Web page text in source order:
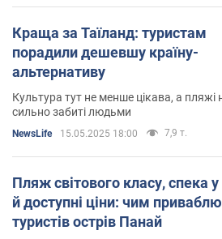
Краща за Таїланд: туристам
порадили дешевшу країну-
альтернативу
Культура тут не менше цікава, а пляжі
сильно забиті людьми
NewsLife 15.05.2025 18:00 7,9 т.
Пляж світового класу, спека у
й доступні ціни: чим
туристів острів Панай